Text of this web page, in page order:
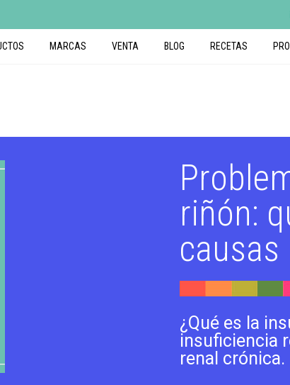
MARCAS VENTA BLOG RECETAS
riñón:
causas
¿Qué es la
insuficiencia
renal crónica.